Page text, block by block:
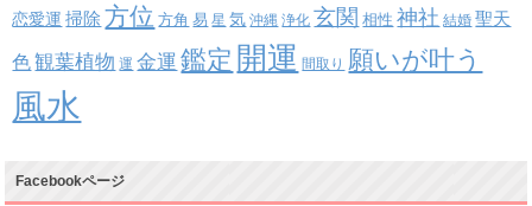
恋愛運 掃除 方位 方角 易 星 気 沖縄 浄化 玄関 相性 神社 結婚 聖天
色 観葉植物 運 金運 鑑定 開運 間取り 願いが叶う
風水
Facebookページ